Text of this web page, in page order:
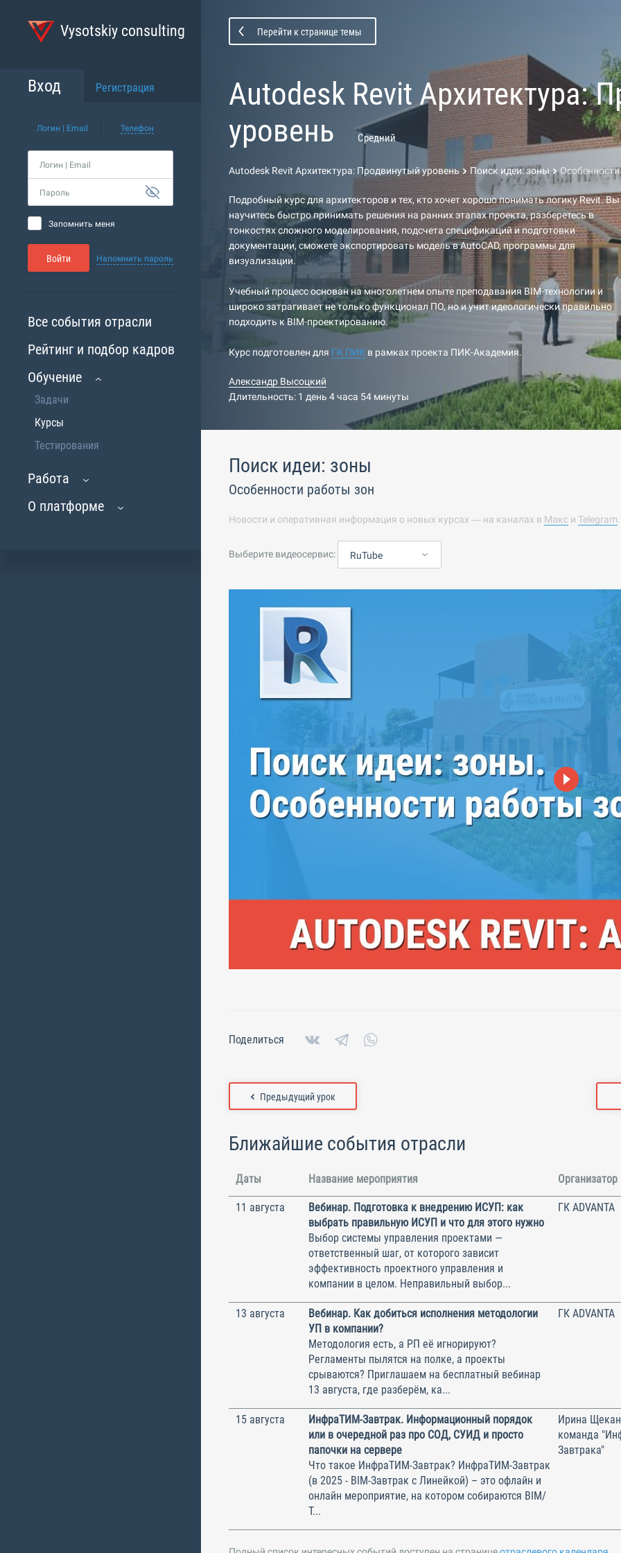
Vysotskiy consulting
Вход Регистрация
Логин | Email Телефон
Логин | Email
Пароль
Запомнить меня
Войти Напомнить пароль
Все события отрасли
Рейтинг и подбор кадров
Обучение
Задачи
Курсы
Тестирования
Работа
О платформе
Перейти к странице темы
Autodesk Revit Архитектура:
уровень
Средний
Autodesk Revit Архитектура: Продвинутый уровень Поиск идеи: зоны
Подробный курс для архитекторов и тех, кто хочет хорошо понимать логику Revit. Вы
научитесь быстро принимать решения на ранних этапах проекта, разберетесь в
тонкостях сложного моделирования, подсчета спецификаций и подготовки
документации, сможете экспортировать модель в AutoCAD, программы для
визуализации.
Учебный процесс основан на многолетнем опыте преподавания BIM-технологии и
широко затрагивает не только функционал ПО, но и учит идеологически правильно
подходить к BIM-проектированию.
Курс подготовлен для ГК ПИК в рамках проекта ПИК-Академия.
Александр Высоцкий
Длительность: 1 день 4 часа 54 минуты
Поиск идеи: зоны
Особенности работы зон
Новости и оперативная информация о новых курсах — на каналах в Макс и Telegram
Выберите видеосервис: RuTube
Поделиться
Предыдущий урок
Ближайшие события отрасли
Даты Название мероприятия Организатор
11 августа
Вебинар. Подготовка к внедрению ИСУП: как
выбрать правильную ИСУП и что для этого нужно
Выбор системы управления проектами —
ответственный шаг, от которого зависит
эффективность проектного управления и
компании в целом. Неправильный выбор...
ГК ADVANTA
13 августа
Вебинар. Как добиться исполнения методологии
УП в компании?
Методология есть, а РП её игнорируют?
Регламенты пылятся на полке, а проекты
срываются? Приглашаем на бесплатный вебинар
13 августа, где разберём, ка...
ГК ADVANTA
15 августа
ИнфраТИМ-Завтрак. Информационный порядок
или в очередной раз про СОД, СУИД и просто
папочки на сервере
Что такое ИнфраТИМ-Завтрак? ИнфраТИМ-Завтрак
(в 2025 - BIM-Завтрак с Линейкой) – это офлайн и
онлайн мероприятие, на котором собираются BIM/
Т...
Ирина
команда
Завтрака"